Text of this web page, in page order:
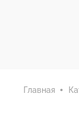
Главная